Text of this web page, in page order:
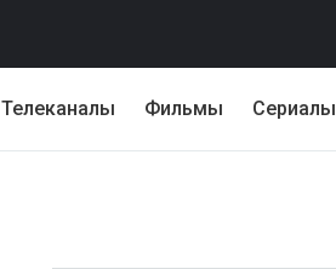
Телеканалы Фильмы Сериалы